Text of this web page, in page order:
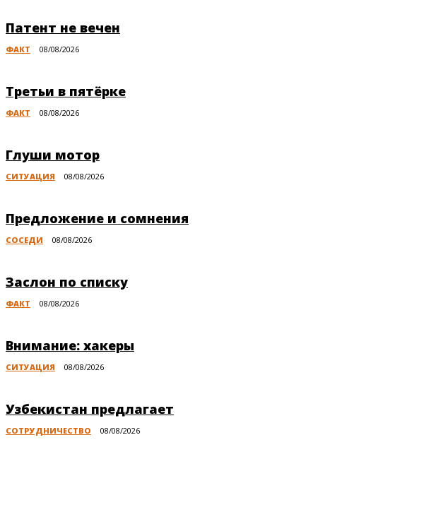
Патент не вечен
ФАКТ 08/08/2026
Третьи в пятёрке
ФАКТ 08/08/2026
Глуши мотор
СИТУАЦИЯ 08/08/2026
Предложение и сомнения
СОСЕДИ 08/08/2026
Заслон по списку
ФАКТ 08/08/2026
Внимание: хакеры
СИТУАЦИЯ 08/08/2026
Узбекистан предлагает
СОТРУДНИЧЕСТВО 08/08/2026